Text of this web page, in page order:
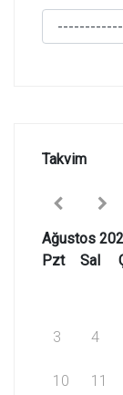
Takvim
Ağustos
Pzt
Sal
3 4
10 11